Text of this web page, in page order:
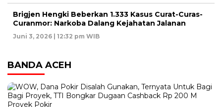
Brigjen Hengki Beberkan 1.333 Kasus Curat-Curas-
Curanmor: Narkoba Dalang Kejahatan Jalanan
Juni 3, 2026 | 12:32 pm WIB
BANDA ACEH